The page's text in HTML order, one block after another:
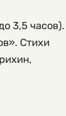
3,5 часов).
Стихи